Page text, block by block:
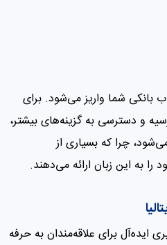
بانکی شما واریز می‌شود. برای
و دسترسی به گزینه‌های بیشتر،
چرا که بسیاری از
به این زبان ارائه می‌دهند.
ایده‌آل برای علاقه‌مندان به حرفه